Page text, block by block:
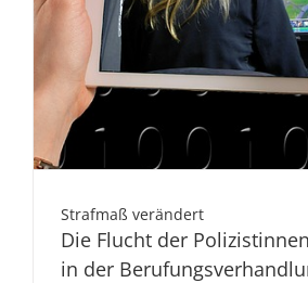
Strafmaß verändert
Die Flucht der
in der